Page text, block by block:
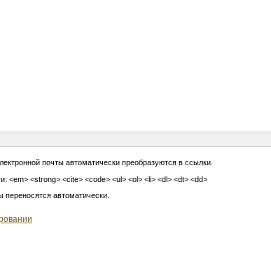
почты автоматически преобразуются в ссылки.
<em> <strong> <cite> <code> <ul> <ol> <li> <dl> <dt> <dd>
переносятся автоматически.